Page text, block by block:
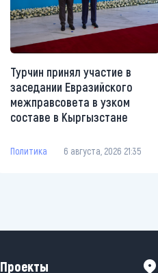
Турчин принял участие в
заседании Евразийского
межправсовета в узком
составе в Кыргызстане
Политика 6 августа, 2026 21:35
Проекты